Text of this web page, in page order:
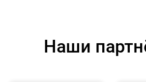
Наши